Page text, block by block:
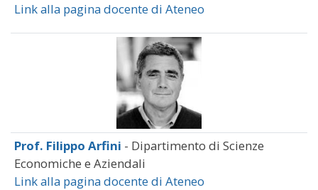
Link alla pagina docente di Ateneo
Prof. Filippo Arfini - Dipartimento di Scienze
Economiche e Aziendali
Link alla pagina docente di Ateneo